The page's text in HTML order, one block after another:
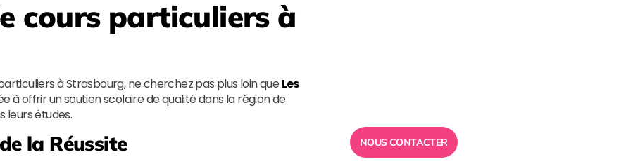
cours particuliers à
à Strasbourg, ne cherchez pas plus loin que Les
à offrir un soutien scolaire de qualité dans la région de
leurs études.
la Réussite NOUS CONTACTER